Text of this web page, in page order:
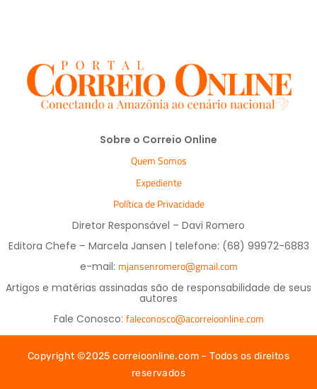
Sobre o Correio Online
Quem Somos
Expediente
Política de Privacidade
Diretor Responsável – Davi Romero
Editora Chefe – Marcela Jansen | telefone: (68) 99972-6883
e-mail: mjansenromero@gmail.com
Artigos e matérias assinadas são de responsabilidade de seus
autores
Fale Conosco: faleconosco@acorreioonline.com
Copyright ©2025 correioonline.com – Todos os direitos
reservados